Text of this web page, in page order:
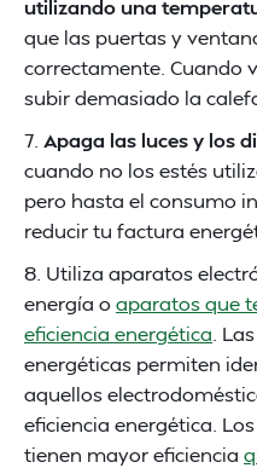
utilizando una
que las puertas y
correctamente. Cuando
subir demasiado la
7. Apaga las luces y los
cuando no los estés
pero hasta el consumo
reducir tu factura
8. Utiliza aparatos
energía o aparatos que
eficiencia energética .
energéticas permiten
aquellos
eficiencia energética.
tienen mayor eficiencia